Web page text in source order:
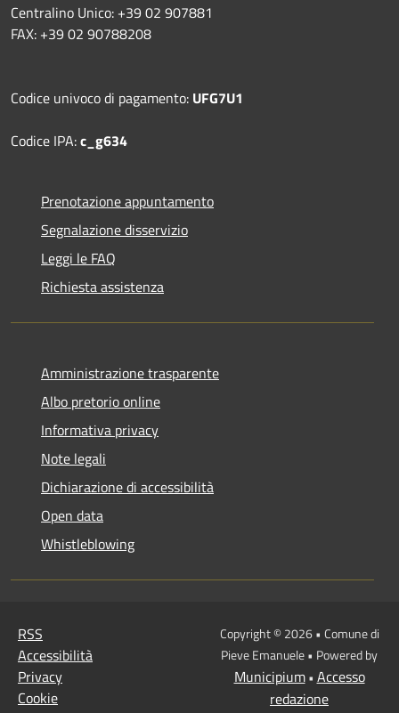
Centralino Unico: +39 02 907881
FAX: +39 02 90788208
Codice univoco di pagamento: UFG7U1
Codice IPA:c_g634
Prenotazione appuntamento
Segnalazione disservizio
Leggi le FAQ
Richiesta assistenza
Amministrazione trasparente
Albo pretorio online
Informativa privacy
Note legali
Dichiarazione di accessibilità
Open data
Whistleblowing
RSS
Accessibilità
Privacy
Cookie
Copyright © 2026 • Comune di
Pieve Emanuele • Powered by
Municipium• Accesso
redazione